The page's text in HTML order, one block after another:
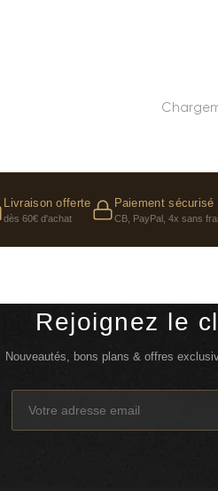
Livraison offerte
dès 60€ d'achat
Paiement sécurisé
CB, PayPal, 4x sans
Rejoignez le
Nouveautés, bons plans & offres